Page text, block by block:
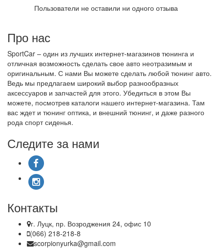
Пользователи не оставили ни одного отзыва
Про нас
SportCar – один из лучших интернет-магазинов тюнинга и
отличная возможность сделать свое авто неотразимым и
оригинальным. С нами Вы можете сделать любой тюнинг авто.
Ведь мы предлагаем широкий выбор разнообразных
аксессуаров и запчастей для этого. Убедиться в этом Вы
можете, посмотрев каталоги нашего интернет-магазина. Там
вас ждет и тюнинг оптика, и внешний тюнинг, и даже разного
рода спорт сиденья.
Следите за нами
Контакты
г. Луцк, пр. Возроджения 24, офис 10
(066) 218-218-8
scorpionyurka@gmail.com